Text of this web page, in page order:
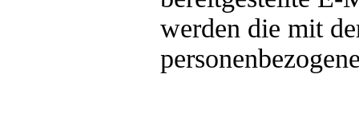
werden die mit